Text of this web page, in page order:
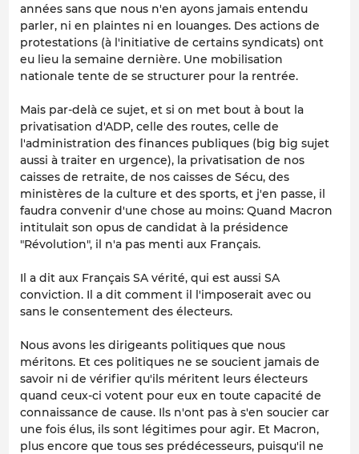
années sans que nous n'en ayons jamais entendu
parler, ni en plaintes ni en louanges. Des actions de
protestations (à l'initiative de certains syndicats) ont
eu lieu la semaine dernière. Une mobilisation
nationale tente de se structurer pour la rentrée.
Mais par-delà ce sujet, et si on met bout à bout la
privatisation d'ADP, celle des routes, celle de
l'administration des finances publiques (big big sujet
aussi à traiter en urgence), la privatisation de nos
caisses de retraite, de nos caisses de Sécu, des
ministères de la culture et des sports, et j'en passe, il
faudra convenir d'une chose au moins: Quand Macron
intitulait son opus de candidat à la présidence
"Révolution", il n'a pas menti aux Français.
Il a dit aux Français SA vérité, qui est aussi SA
conviction. Il a dit comment il l'imposerait avec ou
sans le consentement des électeurs.
Nous avons les dirigeants politiques que nous
méritons. Et ces politiques ne se soucient jamais de
savoir ni de vérifier qu'ils méritent leurs électeurs
quand ceux-ci votent pour eux en toute capacité de
connaissance de cause. Ils n'ont pas à s'en soucier car
une fois élus, ils sont légitimes pour agir. Et Macron,
plus encore que tous ses prédécesseurs, puisqu'il ne